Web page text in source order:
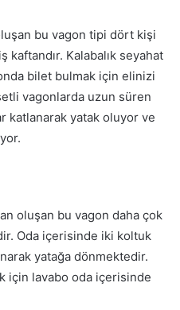
bu vagon tipi dört kişi
Kalabalık seyahat
bilet bulmak için elinizi
vagonlarda uzun süren
katlanarak yatak oluyor ve
oluşan bu vagon daha çok
Oda içerisinde iki koltuk
yatağa dönmektedir.
için lavabo oda içerisinde